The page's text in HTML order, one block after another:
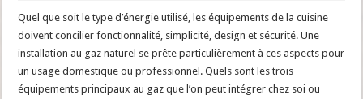
3
équipements
gaz
dans
cuisine
Quel que soit le type d’énergie utilisé, les équipements de la cuisine
doivent concilier fonctionnalité, simplicité, design et sécurité. Une
installation au gaz naturel se prête particulièrement à ces aspects pour
un usage domestique ou professionnel. Quels sont les trois
équipements principaux au gaz que l’on peut intégrer chez soi ou